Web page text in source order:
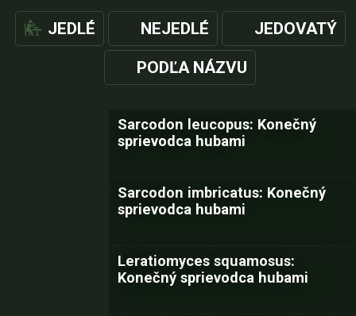
JEDLÉ NEJEDLÉ JEDOVATÝ
PODĽA NÁZVU
Sarcodon leucopus: Konečný
sprievodca hubami
Sarcodon imbricatus: Konečný
sprievodca hubami
Leratiomyces squamosus:
Konečný sprievodca hubami